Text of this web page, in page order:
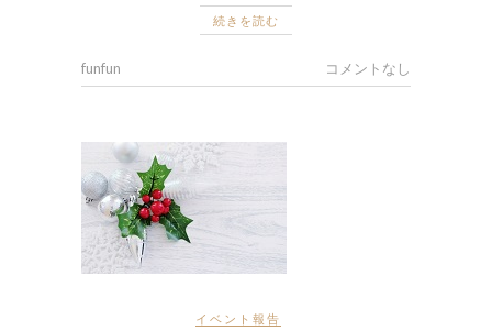
続きを読む
funfun コメントなし
イベント報告